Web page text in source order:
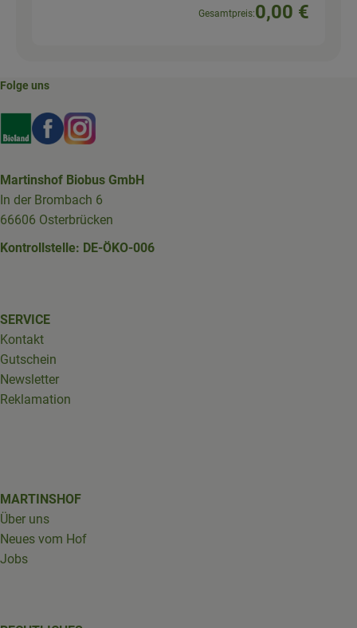
Gesamtpreis:0,00 €
Folge uns
Externer Link zu https://www.bioland.de/verbraucher
Externer Link zu https://www.facebook.com/
Externer Link zu https://www.instagram.com/
Martinshof Biobus GmbH
In der Brombach 6
66606 Osterbrücken
Kontrollstelle: DE-ÖKO-006
SERVICE
Kontakt
Gutschein
Newsletter
Reklamation
MARTINSHOF
Über uns
Neues vom Hof
Jobs